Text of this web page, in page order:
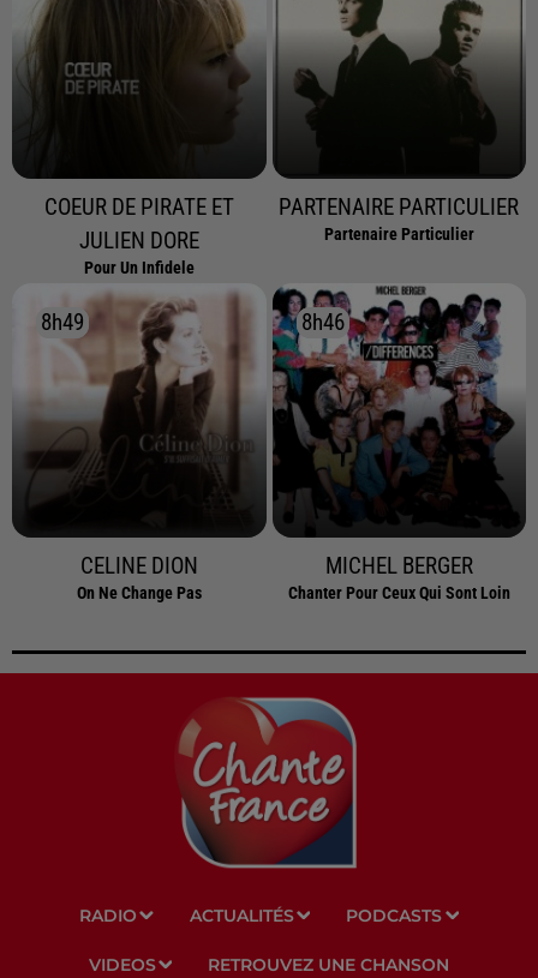
COEUR DE PIRATE ET
JULIEN DORE
Pour Un Infidele
PARTENAIRE PARTICULIER
Partenaire Particulier
8h49
8h49
CELINE DION
On Ne Change Pas
8h46
8h46
MICHEL BERGER
Chanter Pour Ceux Qui Sont Loin
RADIO ACTUALITÉS PODCASTS
VIDEOS RETROUVEZ UNE CHANSON